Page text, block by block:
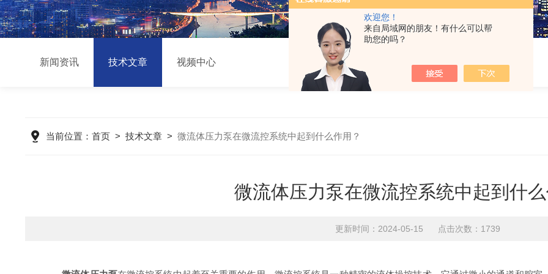
欢迎您！
来自局域网的朋友！有什么可以帮
助您的吗？
新闻资讯 技术文章 视频中心
当前位置： 首页> 技术文章> 微流体压力泵在微流控系统中起到什么作用？
微流体压力泵在微流控系统中起到什
更新时间：2024-05-15 点击次数：1739